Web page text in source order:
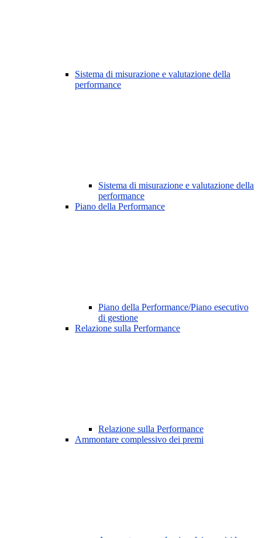
Sistema di misurazione e valutazione della
performance
Sistema di misurazione e valutazione della
performance
Piano della Performance
Piano della Performance/Piano esecutivo
di gestione
Relazione sulla Performance
Relazione sulla Performance
Ammontare complessivo dei premi